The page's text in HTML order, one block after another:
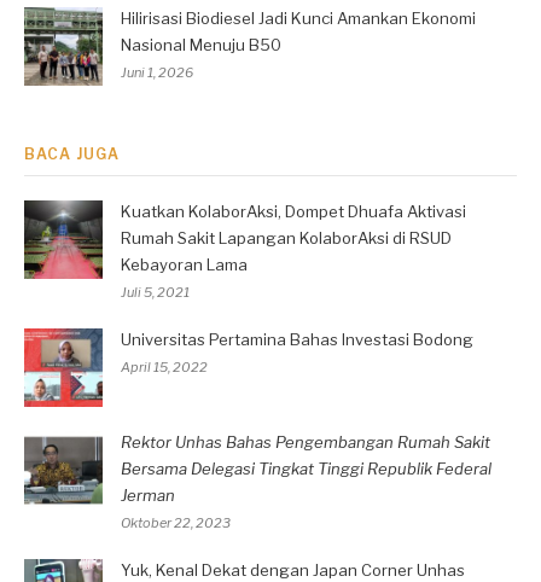
Hilirisasi Biodiesel Jadi Kunci Amankan Ekonomi
Nasional Menuju B50
Juni 1, 2026
BACA JUGA
Kuatkan KolaborAksi, Dompet Dhuafa Aktivasi
Rumah Sakit Lapangan KolaborAksi di RSUD
Kebayoran Lama
Juli 5, 2021
Universitas Pertamina Bahas Investasi Bodong
April 15, 2022
Rektor Unhas Bahas Pengembangan Rumah Sakit
Bersama Delegasi Tingkat Tinggi Republik Federal
Jerman
Oktober 22, 2023
Yuk, Kenal Dekat dengan Japan Corner Unhas